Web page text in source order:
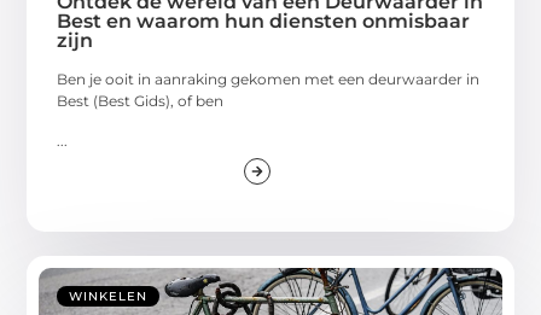
Best en waarom hun diensten onmisbaar
zijn
Ben je ooit in aanraking gekomen met een deurwaarder in
Best (Best Gids), of ben
WINKELEN